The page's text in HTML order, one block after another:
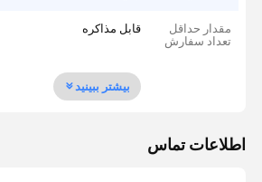
مقدار حداقل
تعداد سفارش
قابل مذاکره
بیشتر ببینید
اطلاعات تماس